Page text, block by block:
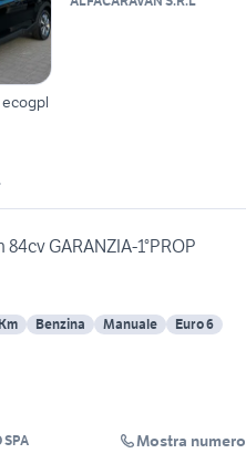
ecogpl
GARANZIA-1°PROP
Benzina Manuale Euro 6
SPA Mostra numero